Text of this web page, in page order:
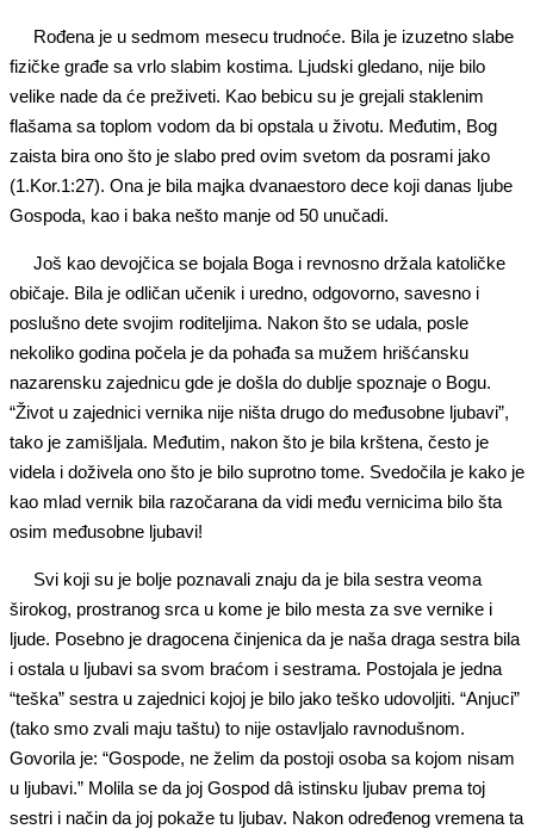
Rođena je u sedmom mesecu trudnoće. Bila je izuzetno slabe
fizičke građe sa vrlo slabim kostima. Ljudski gledano, nije bilo
velike nade da će preživeti. Kao bebicu su je grejali staklenim
flašama sa toplom vodom da bi opstala u životu. Međutim, Bog
zaista bira ono što je slabo pred ovim svetom da posrami jako
(1.Kor.1:27). Ona je bila majka dvanaestoro dece koji danas ljube
Gospoda, kao i baka nešto manje od 50 unučadi.
Još kao devojčica se bojala Boga i revnosno držala katoličke
običaje. Bila je odličan učenik i uredno, odgovorno, savesno i
poslušno dete svojim roditeljima. Nakon što se udala, posle
nekoliko godina počela je da pohađa sa mužem hrišćansku
nazarensku zajednicu gde je došla do dublje spoznaje o Bogu.
“Život u zajednici vernika nije ništa drugo do međusobne ljubavi”,
tako je zamišljala. Međutim, nakon što je bila krštena, često je
videla i doživela ono što je bilo suprotno tome. Svedočila je kako je
kao mlad vernik bila razočarana da vidi među vernicima bilo šta
osim međusobne ljubavi!
Svi koji su je bolje poznavali znaju da je bila sestra veoma
širokog, prostranog srca u kome je bilo mesta za sve vernike i
ljude. Posebno je dragocena činjenica da je naša draga sestra bila
i ostala u ljubavi sa svom braćom i sestrama. Postojala je jedna
“teška” sestra u zajednici kojoj je bilo jako teško udovoljiti. “Anjuci”
(tako smo zvali maju taštu) to nije ostavljalo ravnodušnom.
Govorila je: “Gospode, ne želim da postoji osoba sa kojom nisam
u ljubavi.” Molila se da joj Gospod dâ istinsku ljubav prema toj
sestri i način da joj pokaže tu ljubav. Nakon određenog vremena ta